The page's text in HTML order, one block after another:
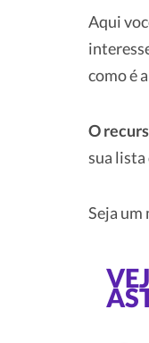
Aqui
como é
O
sua lista
Seja um